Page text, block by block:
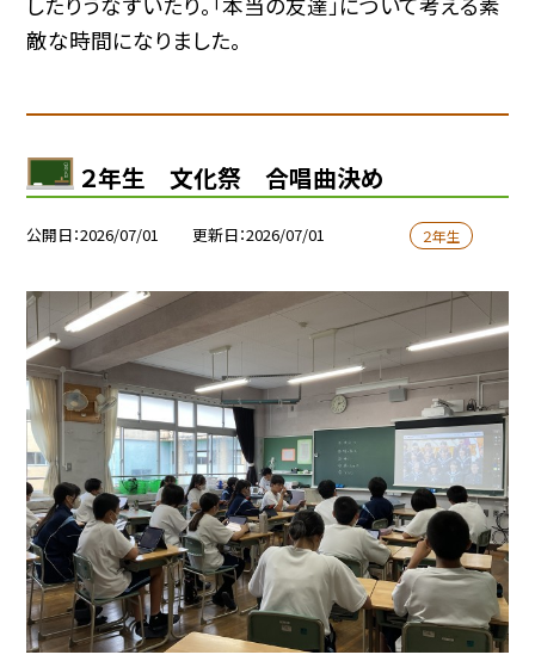
敵な時間になりました。
２年生 文化祭 合唱曲決め
公開日 2026/07/01 更新日 2026/07/01 ２年生